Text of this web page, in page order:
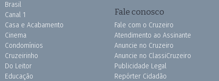
Brasil
Canal 1
Casa e Acabamento
Cinema
Condomínios
Cruzeirinho
Do Leitor
Educação
Fale conosco
Fale com o Cruzeiro
Atendimento ao Assinante
Anuncie no Cruzeiro
Anuncie no ClassiCruzeiro
Publicidade Legal
Repórter Cidadão